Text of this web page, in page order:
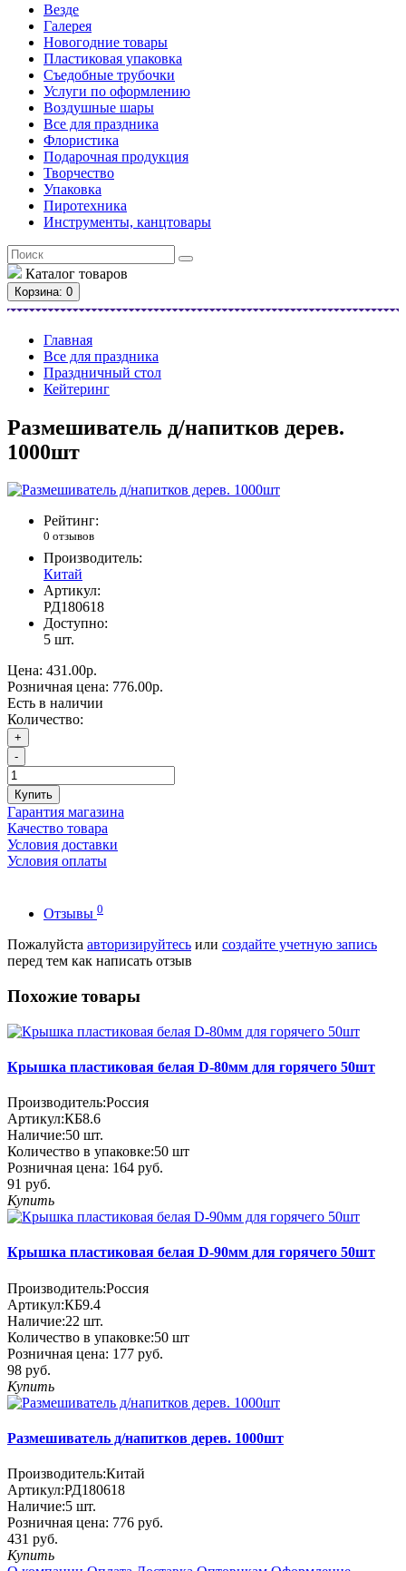
Везде
Галерея
Новогодние товары
Пластиковая упаковка
Съедобные трубочки
Услуги по оформлению
Воздушные шары
Все для праздника
Флористика
Подарочная продукция
Творчество
Упаковка
Пиротехника
Инструменты, канцтовары
Каталог товаров
Корзина: 0
Главная
Все для праздника
Праздничный стол
Кейтеринг
Размешиватель д/напитков дерев.
1000шт
Рейтинг:
0 отзывов
Производитель:
Китай
Артикул:
РД180618
Доступно:
5 шт.
Цена: 431.00р.
Розничная цена: 776.00р.
Есть в наличии
Количество:
+
-
Купить
Гарантия магазина
Качество товара
Условия доставки
Условия оплаты
Отзывы 0
Пожалуйста авторизируйтесь или создайте учетную запись
перед тем как написать отзыв
Похожие товары
Крышка пластиковая белая D-80мм для горячего 50шт
Производитель:Россия
Артикул:КБ8.6
Наличие:50 шт.
Количество в упаковке:50 шт
Розничная цена: 164 руб.
91 руб.
Купить
Крышка пластиковая белая D-90мм для горячего 50шт
Производитель:Россия
Артикул:КБ9.4
Наличие:22 шт.
Количество в упаковке:50 шт
Розничная цена: 177 руб.
98 руб.
Купить
Размешиватель д/напитков дерев. 1000шт
Производитель:Китай
Артикул:РД180618
Наличие:5 шт.
Розничная цена: 776 руб.
431 руб.
Купить